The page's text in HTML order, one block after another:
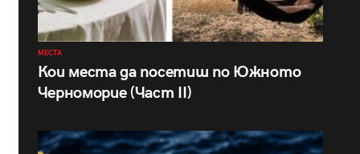
МЕСТА
Кои места да посетиш по Южното
Черноморие (Част II)